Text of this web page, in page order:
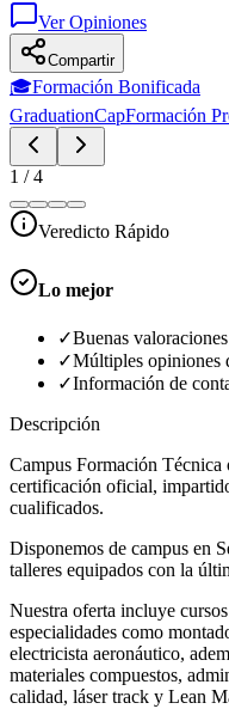
Ver Opiniones
Compartir
🎓Formación Bonificada
GraduationCapFormación
1 /4
Veredicto Rápido
Lo mejor
✓Buenas
✓Múltiples opiniones
✓Información de
Descripción
Campus Formación Técnica
certificación oficial,
cualificados.
Disponemos de campus en
talleres equipados con la
Nuestra oferta incluye
especialidades como
electricista aeronáutico,
materiales compuestos,
calidad, láser track y Lean